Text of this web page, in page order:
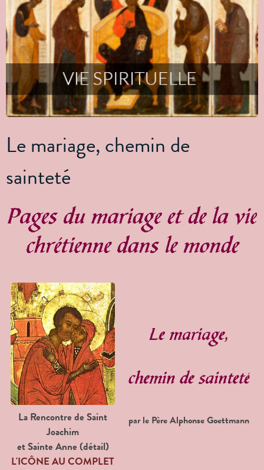
Le mariage, chemin de
sainteté
La Rencontre de Saint
Joachim
et Sainte Anne (détail)
L'ICÔNE AU COMPLET
par le Père Alphonse Goettmann